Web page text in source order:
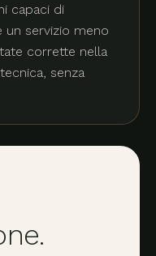
capaci di
servizio meno
corrette nella
senza